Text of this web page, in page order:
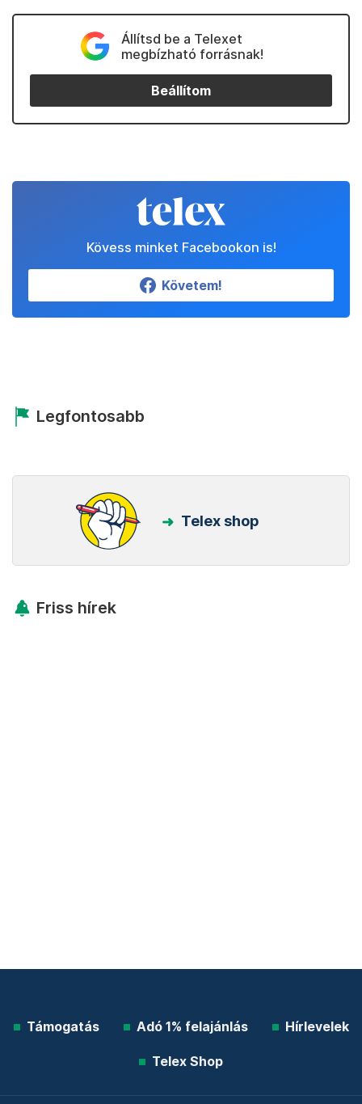
Állítsd be a Telexet
megbízható forrásnak!
Beállítom
Kövess minket Facebookon is!
Követem!
Legfontosabb
Telex shop
Friss hírek
Támogatás Adó 1% felajánlás Hírlevelek
Telex Shop